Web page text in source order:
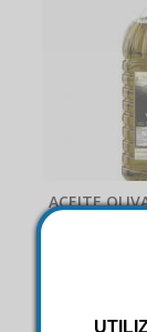
ACEITE